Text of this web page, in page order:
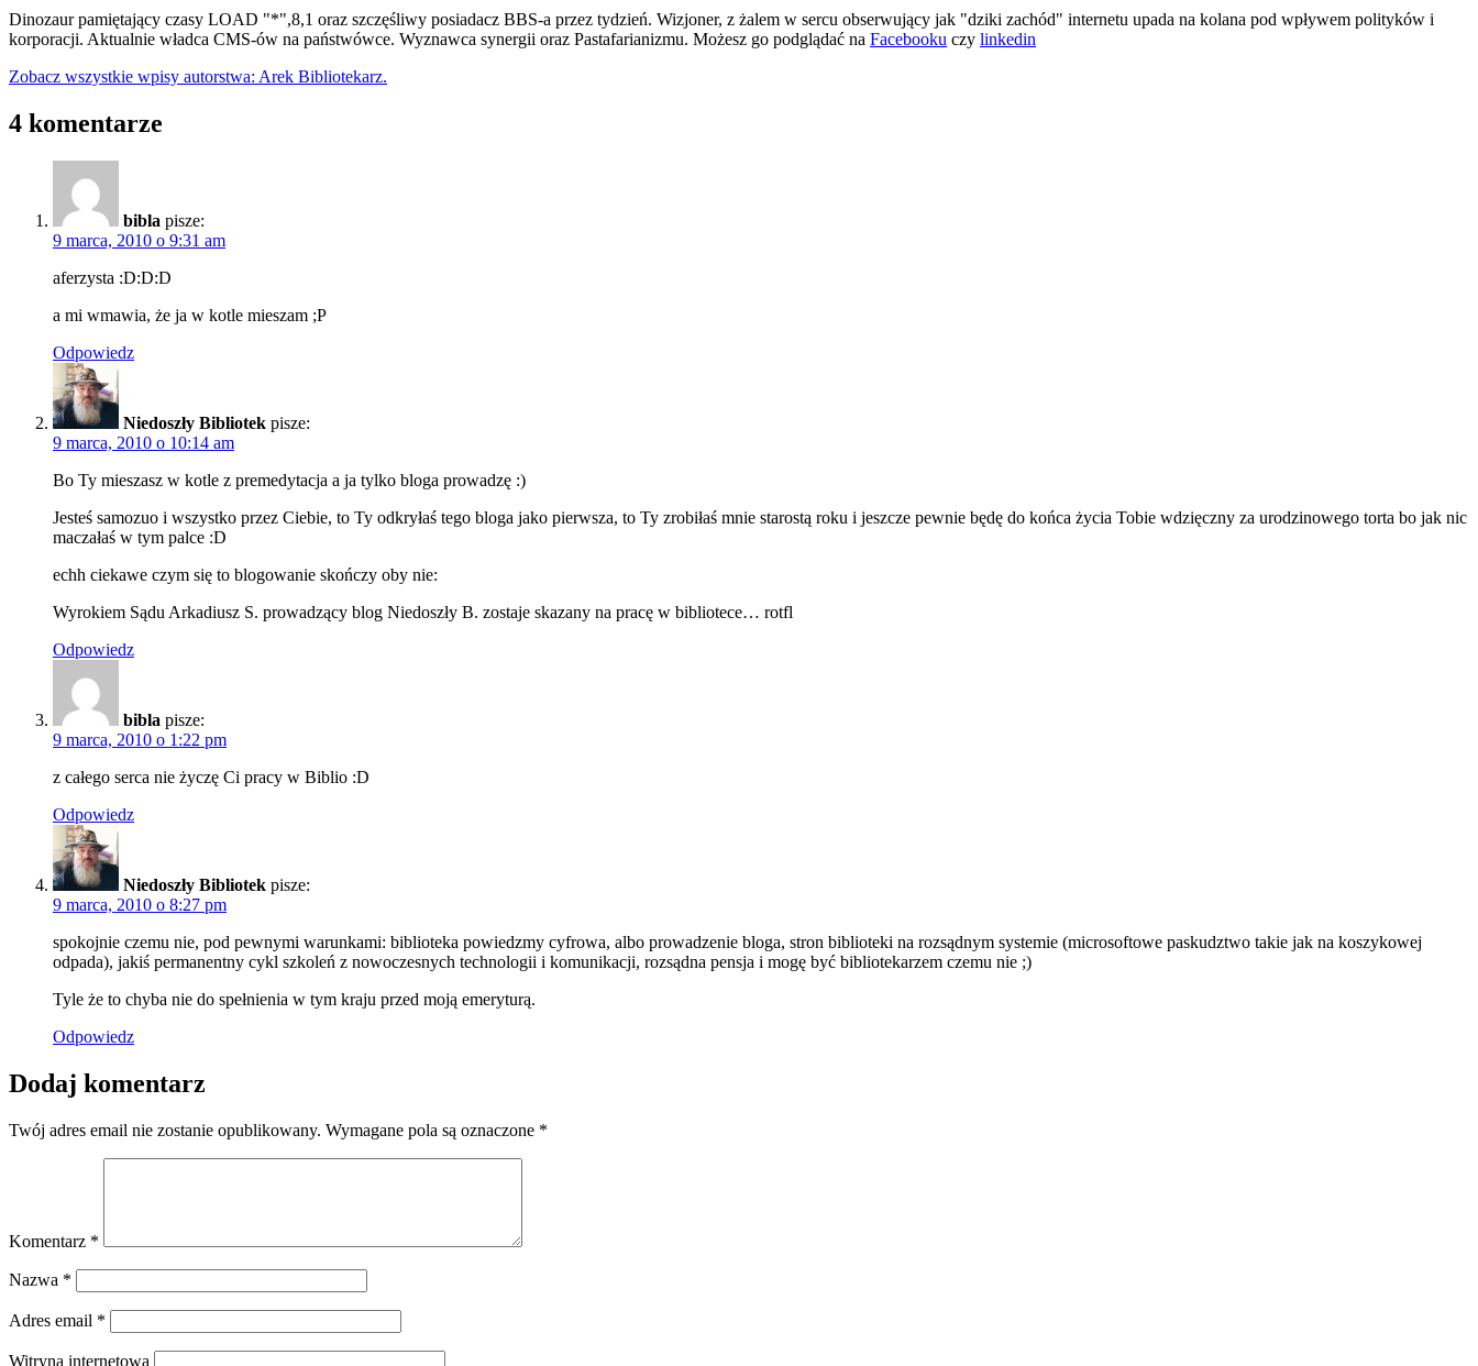
Dinozaur pamiętający czasy LOAD "*",8,1 oraz szczęśliwy posiadacz BBS-a przez tydzień. Wizjoner, z żalem w sercu obserwujący jak "dziki zachód" internetu upada na kolana pod wpływem polityków i
korporacji. Aktualnie władca CMS-ów na państwówce. Wyznawca synergii oraz Pastafarianizmu. Możesz go podglądać na Facebooku czy linkedin
Zobacz wszystkie wpisy autorstwa: Arek Bibliotekarz.
4 komentarze
bibla pisze:
9 marca, 2010 o 9:31 am
aferzysta :D:D:D
a mi wmawia, że ja w kotle mieszam ;P
Odpowiedz
Niedoszły Bibliotek pisze:
9 marca, 2010 o 10:14 am
Bo Ty mieszasz w kotle z premedytacja a ja tylko bloga prowadzę :)
Jesteś samozuo i wszystko przez Ciebie, to Ty odkryłaś tego bloga jako pierwsza, to Ty zrobiłaś mnie starostą roku i jeszcze pewnie będę do końca życia Tobie wdzięczny za urodzinowego torta bo jak nic
maczałaś w tym palce :D
echh ciekawe czym się to blogowanie skończy oby nie:
Wyrokiem Sądu Arkadiusz S. prowadzący blog Niedoszły B. zostaje skazany na pracę w bibliotece… rotfl
Odpowiedz
bibla pisze:
9 marca, 2010 o 1:22 pm
z całego serca nie życzę Ci pracy w Biblio :D
Odpowiedz
Niedoszły Bibliotek pisze:
9 marca, 2010 o 8:27 pm
spokojnie czemu nie, pod pewnymi warunkami: biblioteka powiedzmy cyfrowa, albo prowadzenie bloga, stron biblioteki na rozsądnym systemie (microsoftowe paskudztwo takie jak na koszykowej
odpada), jakiś permanentny cykl szkoleń z nowoczesnych technologii i komunikacji, rozsądna pensja i mogę być bibliotekarzem czemu nie ;)
Tyle że to chyba nie do spełnienia w tym kraju przed moją emeryturą.
Odpowiedz
Dodaj komentarz
Twój adres email nie zostanie opublikowany. Wymagane pola są oznaczone *
Komentarz *
Nazwa *
Adres email *
Witryna internetowa